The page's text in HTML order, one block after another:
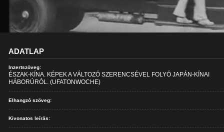
ADATLAP
Inzertszöveg:
ÉSZAK-KÍNA. KÉPEK A VÁLTOZÓ SZERENCSÉVEL FOLYÓ JAPÁN-KÍNAI
HÁBORÚRÓL. (UFATONWOCHE)
Elhangzó szöveg:
Kivonatos leírás: